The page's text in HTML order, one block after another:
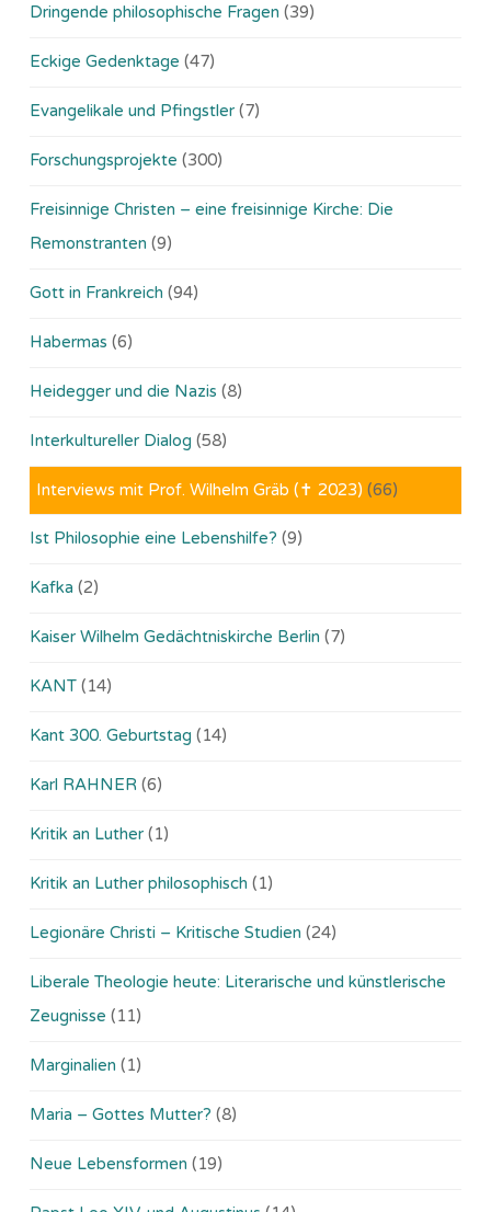
Dringende philosophische Fragen (39)
Eckige Gedenktage (47)
Evangelikale und Pfingstler (7)
Forschungsprojekte (300)
Freisinnige Christen – eine freisinnige Kirche: Die
Remonstranten (9)
Gott in Frankreich (94)
Habermas (6)
Heidegger und die Nazis (8)
Interkultureller Dialog (58)
Interviews mit Prof. Wilhelm Gräb (✝ 2023) (66)
Ist Philosophie eine Lebenshilfe? (9)
Kafka (2)
Kaiser Wilhelm Gedächtniskirche Berlin (7)
KANT (14)
Kant 300. Geburtstag (14)
Karl RAHNER (6)
Kritik an Luther (1)
Kritik an Luther philosophisch (1)
Legionäre Christi – Kritische Studien (24)
Liberale Theologie heute: Literarische und künstlerische
Zeugnisse (11)
Marginalien (1)
Maria – Gottes Mutter? (8)
Neue Lebensformen (19)